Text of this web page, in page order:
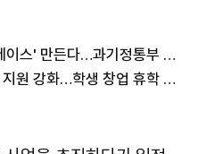
카카오, 'AI 에이전트 마켓플레이스' 만든다…과기정통부 개발 사업 수주
과기정통부, 4대 과기원 창업 지원 강화…학생 창업 휴학 제한 폐지